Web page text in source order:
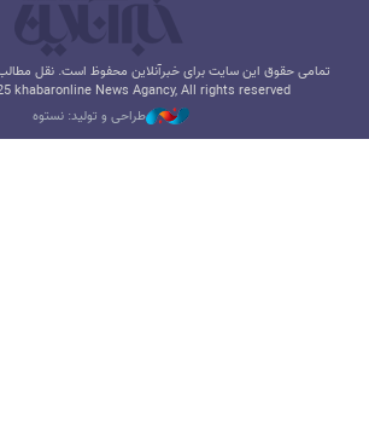
تمامی حقوق این سایت برای خبرآنلاین محفوظ است. نقل مطالب
khabaronline News Agancy, All rights reserved
طراحی و تولید: نستوه